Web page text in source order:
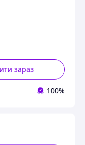
зараз
100%